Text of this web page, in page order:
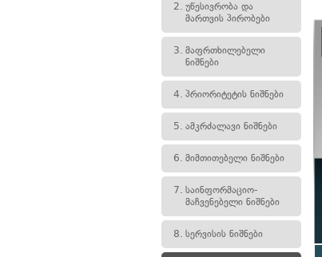
2. უწესივრობა და
მართვის პირობები
3. მაფრთხილებელი
ნიშნები
4. პრიორიტეტის ნიშნები
5. ამკრძალავი ნიშნები
6. მიმთითებელი ნიშნები
7. საინფორმაციო-
მაჩვენებელი ნიშნები
8. სერვისის ნიშნები